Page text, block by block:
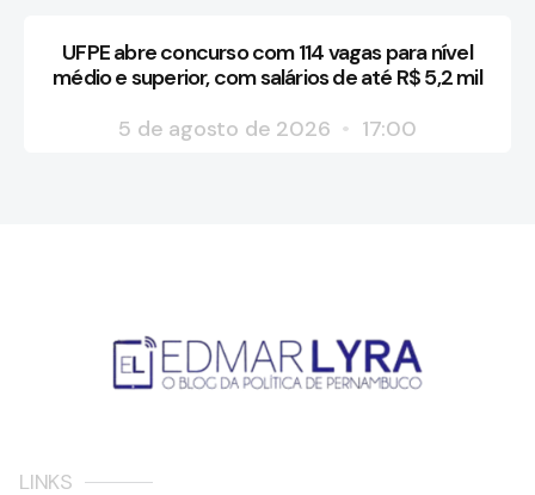
UFPE abre concurso com 114 vagas para nível
médio e superior, com salários de até R$ 5,2 mil
5 de agosto de 2026
17:00
LINKS